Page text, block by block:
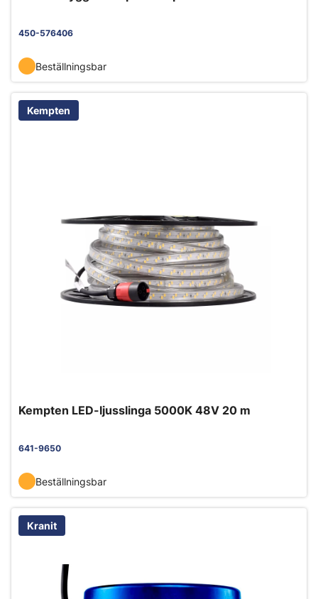
450-576406
Beställningsbar
Kempten
Kempten LED-ljusslinga 5000K 48V 20 m
641-9650
Beställningsbar
Kranit